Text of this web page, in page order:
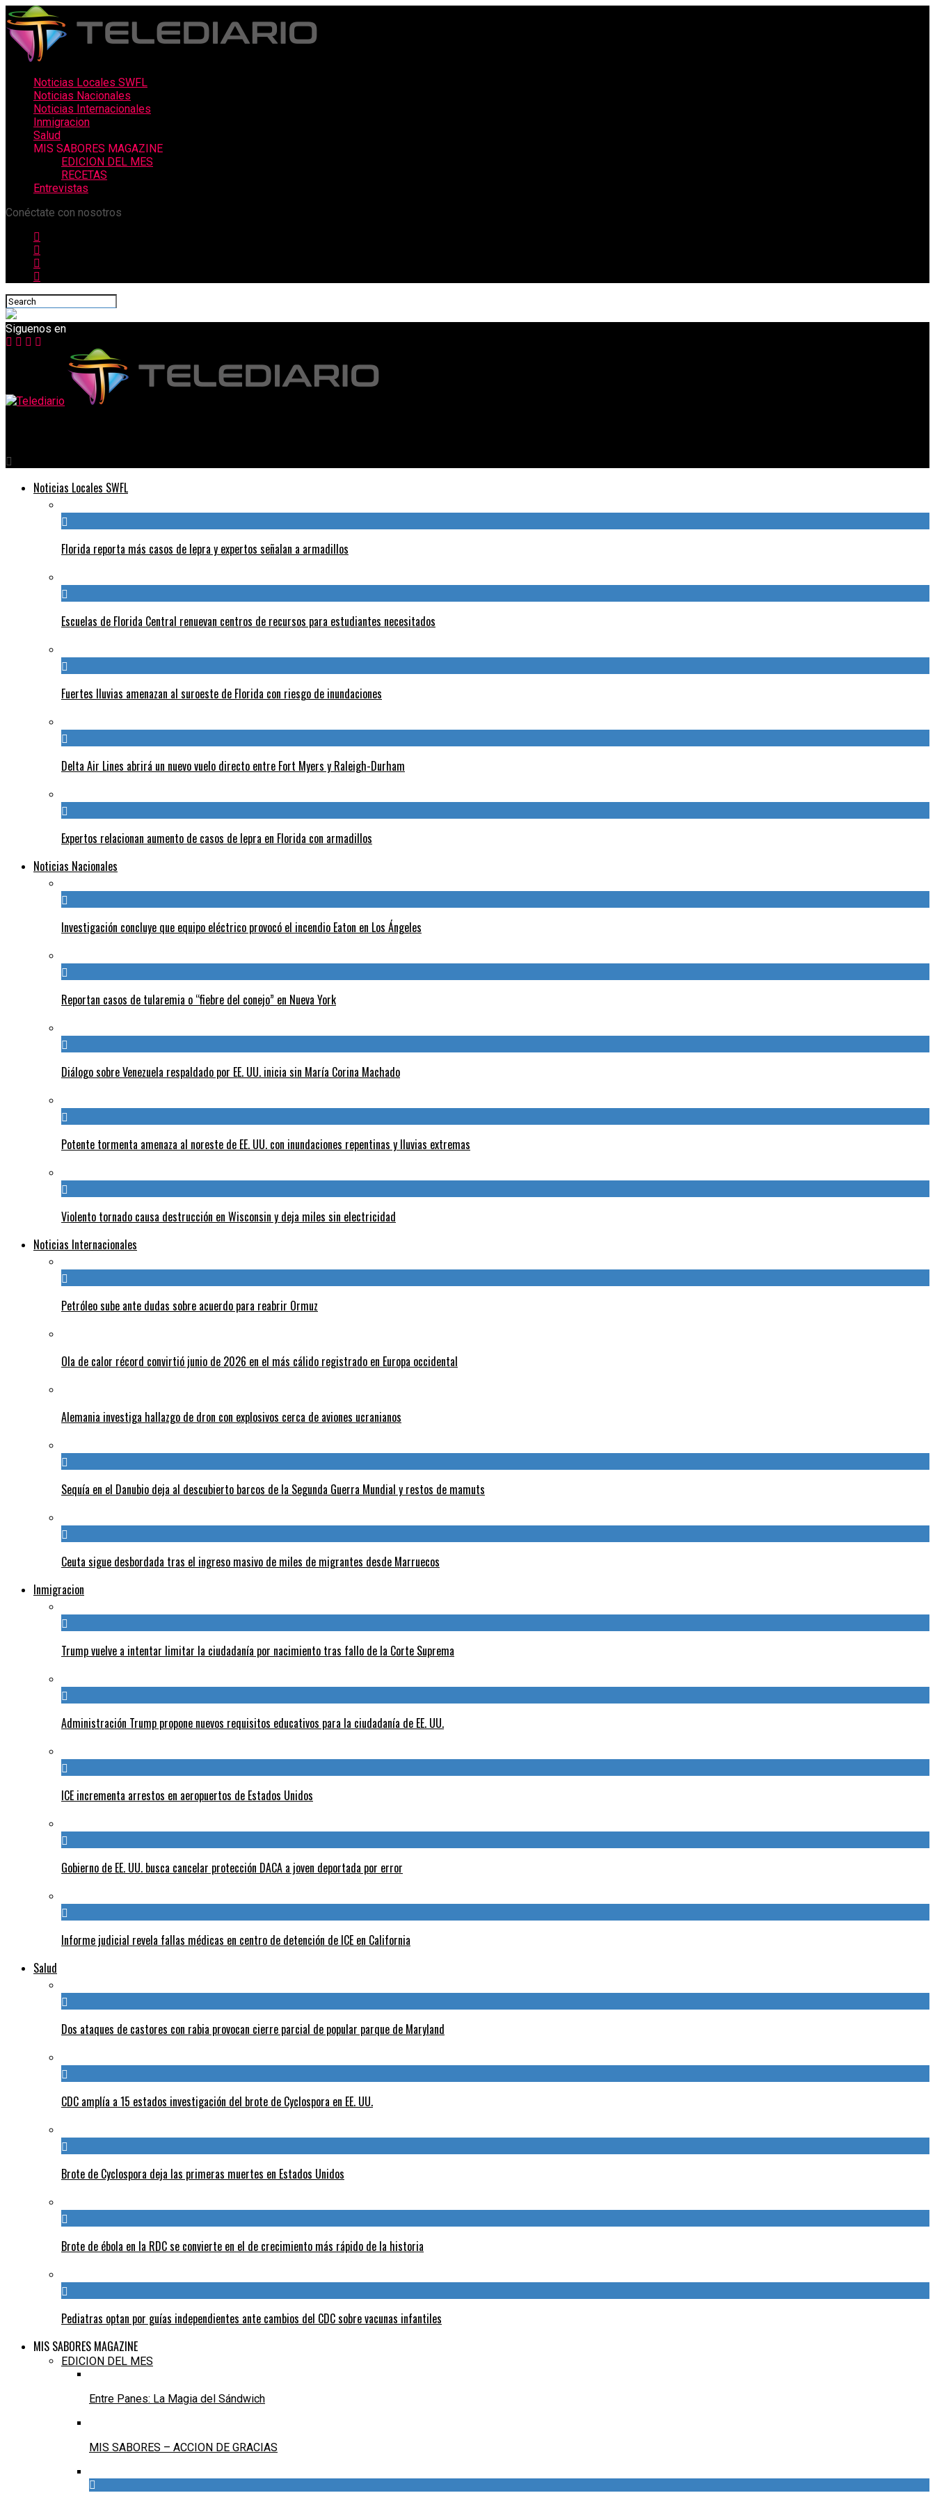
Noticias Locales SWFL
Noticias Nacionales
Noticias Internacionales
Inmigracion
Salud
MIS SABORES MAGAZINE
EDICION DEL MES
RECETAS
Entrevistas
Conéctate con nosotros
Siguenos en
Noticias Locales SWFL
Florida reporta más casos de lepra y expertos señalan a armadillos
Escuelas de Florida Central renuevan centros de recursos para estudiantes necesitados
Fuertes lluvias amenazan al suroeste de Florida con riesgo de inundaciones
Delta Air Lines abrirá un nuevo vuelo directo entre Fort Myers y Raleigh-Durham
Expertos relacionan aumento de casos de lepra en Florida con armadillos
Noticias Nacionales
Investigación concluye que equipo eléctrico provocó el incendio Eaton en Los Ángeles
Reportan casos de tularemia o “fiebre del conejo” en Nueva York
Diálogo sobre Venezuela respaldado por EE. UU. inicia sin María Corina Machado
Potente tormenta amenaza al noreste de EE. UU. con inundaciones repentinas y lluvias extremas
Violento tornado causa destrucción en Wisconsin y deja miles sin electricidad
Noticias Internacionales
Petróleo sube ante dudas sobre acuerdo para reabrir Ormuz
Ola de calor récord convirtió junio de 2026 en el más cálido registrado en Europa occidental
Alemania investiga hallazgo de dron con explosivos cerca de aviones ucranianos
Sequía en el Danubio deja al descubierto barcos de la Segunda Guerra Mundial y restos de mamuts
Ceuta sigue desbordada tras el ingreso masivo de miles de migrantes desde Marruecos
Inmigracion
Trump vuelve a intentar limitar la ciudadanía por nacimiento tras fallo de la Corte Suprema
Administración Trump propone nuevos requisitos educativos para la ciudadanía de EE. UU.
ICE incrementa arrestos en aeropuertos de Estados Unidos
Gobierno de EE. UU. busca cancelar protección DACA a joven deportada por error
Informe judicial revela fallas médicas en centro de detención de ICE en California
Salud
Dos ataques de castores con rabia provocan cierre parcial de popular parque de Maryland
CDC amplía a 15 estados investigación del brote de Cyclospora en EE. UU.
Brote de Cyclospora deja las primeras muertes en Estados Unidos
Brote de ébola en la RDC se convierte en el de crecimiento más rápido de la historia
Pediatras optan por guías independientes ante cambios del CDC sobre vacunas infantiles
MIS SABORES MAGAZINE
EDICION DEL MES
Entre Panes: La Magia del Sándwich
MIS SABORES – ACCION DE GRACIAS